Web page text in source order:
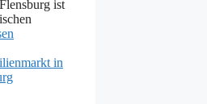
ist
in